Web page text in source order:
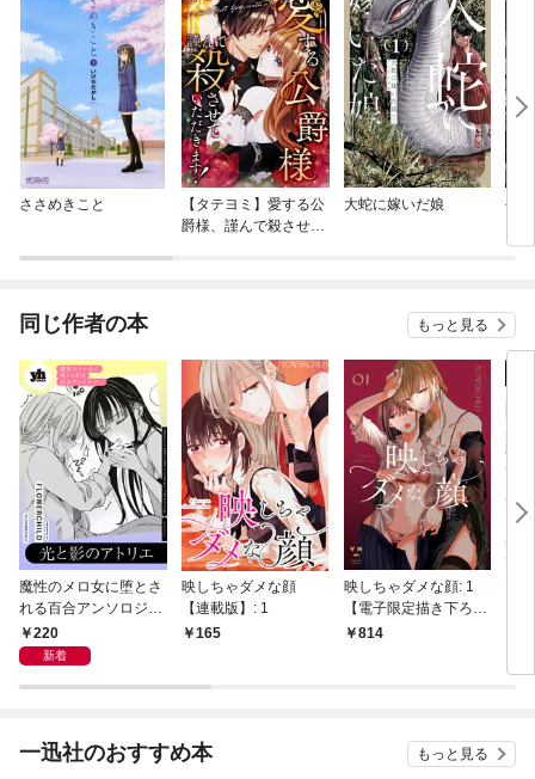
ささめきこと
【タテヨミ】愛する公
爵様、謹んで殺させて
大蛇に嫁いだ娘 令
同じ作者の本 もっと見る
魔性のメロ女に堕とさ
れる百合アンソロジー
『光と影のアトリエ』
【単話】
220
新着
映しちゃダメな顔
【連載版】: 1
165
映しちゃダメな顔: 1
【電子限定描き下ろし
マンガ付き】
814
一迅社のおすすめ本 もっと見る